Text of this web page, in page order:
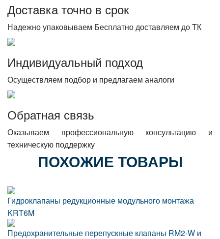
Доставка точно в срок
Надежно упаковываем Бесплатно доставляем до ТК
Индивидуальный подход
Осуществляем подбор и предлагаем аналоги
Обратная связь
Оказываем профессиональную консультацию и
техническую поддержку
ПОХОЖИЕ ТОВАРЫ
Гидроклапаны редукционные модульного монтажа
KRT6M
Предохранительные перепускные клапаны RM2-W и